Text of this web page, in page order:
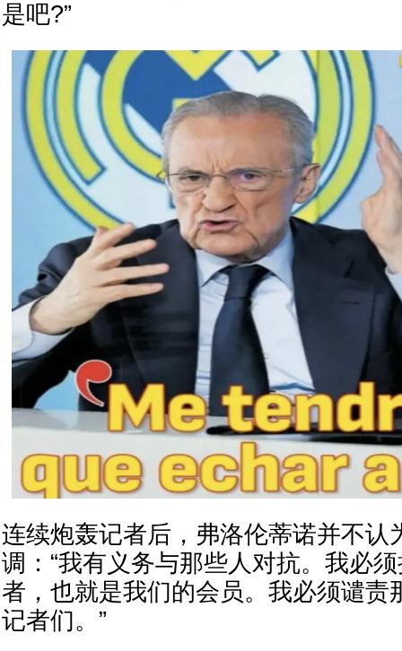
是吧?”
连续炮轰记者后，弗洛伦蒂诺并不认
调：“我有义务与那些人对抗。我必
者，也就是我们的会员。我必须谴责
记者们。”